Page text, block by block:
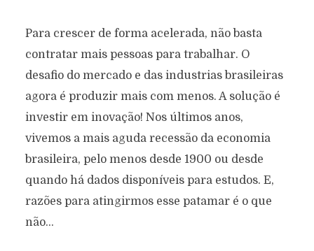
Para crescer de forma acelerada, não basta
contratar mais pessoas para trabalhar. O
desafio do mercado e das industrias brasileiras
agora é produzir mais com menos. A solução é
investir em inovação! Nos últimos anos,
vivemos a mais aguda recessão da economia
brasileira, pelo menos desde 1900 ou desde
quando há dados disponíveis para estudos. E,
razões para atingirmos esse patamar é o que
não...